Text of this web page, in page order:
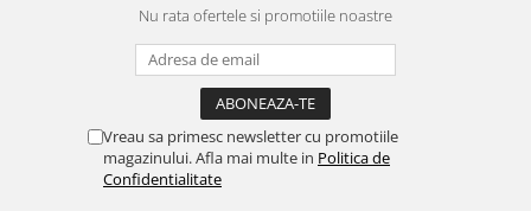
Distrugatoare de documente
Memorie USB
Mouse si mousepad
Nu rata ofertele si promotiile noastre
Vreau sa primesc newsletter cu promotiile
magazinului. Afla mai multe in Politica de
Confidentialitate